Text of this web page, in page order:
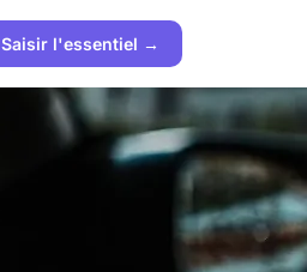
Saisir l'essentiel →